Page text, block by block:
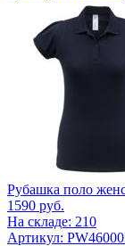
Рубашка поло
1590 руб.
На складе: 210
Артикул: